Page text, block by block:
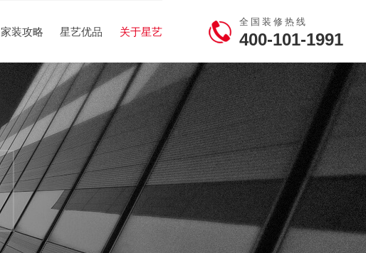
家装攻略 星艺优品 关于星艺
全国装修热线
400-101-1991